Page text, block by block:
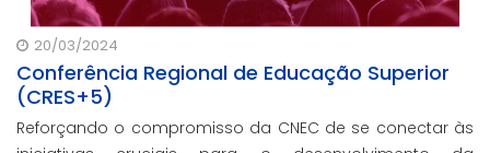
20/03/2024
Conferência Regional de Educação Superior
(CRES+5)
Reforçando o compromisso da CNEC de se conectar às